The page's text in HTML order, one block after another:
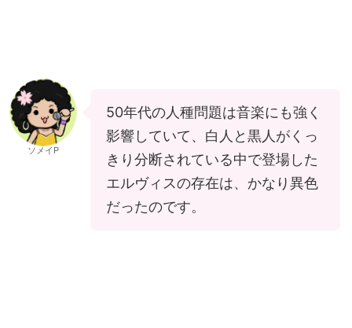
ソメイP
50年代の人種問題は音楽にも強く
影響していて、白人と黒人がくっ
きり分断されている中で登場した
エルヴィスの存在は、かなり異色
だったのです。